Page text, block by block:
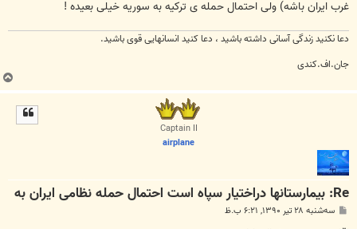
غرب ایران باشه) ولی احتمال حمله ی ترکیه به سوریه خیلی بعیده !
دعا نکنید زندگی آسانی داشته باشید ، دعا کنید انسانهایی قوی باشید.
جان.اف.کندی
Captain II
airplane
Re: بیمارستانها دراختیار سپاه است احتمال حمله نظامی ایران به
سه‌شنبه ۲۸ تیر ۱۳۹۰, ۶:۲۱ ب.ظ